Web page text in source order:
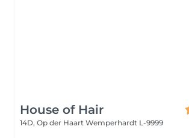
House of Hair
14D, Op der Haart Wemperhardt L-9999